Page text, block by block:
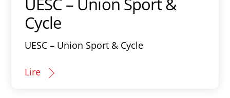
Cycle
UESC – Union Sport & Cycle
Lire